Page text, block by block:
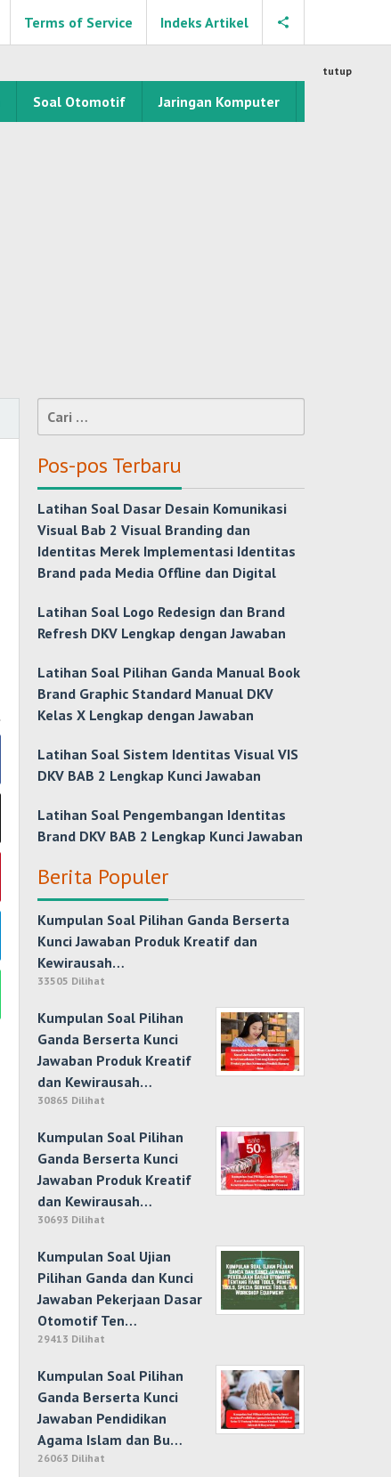
Terms of Service Indeks Artikel
Soal Otomotif Jaringan Komputer
tutup
Cari
untuk:
Pos-pos Terbaru
Latihan Soal Dasar Desain Komunikasi
Visual Bab 2 Visual Branding dan
Identitas Merek Implementasi Identitas
Brand pada Media Offline dan Digital
Latihan Soal Logo Redesign dan Brand
Refresh DKV Lengkap dengan Jawaban
Latihan Soal Pilihan Ganda Manual Book
Brand Graphic Standard Manual DKV
Kelas X Lengkap dengan Jawaban
Latihan Soal Sistem Identitas Visual VIS
DKV BAB 2 Lengkap Kunci Jawaban
Latihan Soal Pengembangan Identitas
Brand DKV BAB 2 Lengkap Kunci Jawaban
Berita Populer
Kumpulan Soal Pilihan Ganda Berserta
Kunci Jawaban Produk Kreatif dan
Kewirausah…
33505 Dilihat
Kumpulan Soal Pilihan
Ganda Berserta Kunci
Jawaban Produk Kreatif
dan Kewirausah…
30865 Dilihat
Kumpulan Soal Pilihan
Ganda Berserta Kunci
Jawaban Produk Kreatif
dan Kewirausah…
30693 Dilihat
Kumpulan Soal Ujian
Pilihan Ganda dan Kunci
Jawaban Pekerjaan Dasar
Otomotif Ten…
29413 Dilihat
Kumpulan Soal Pilihan
Ganda Berserta Kunci
Jawaban Pendidikan
Agama Islam dan Bu…
26063 Dilihat